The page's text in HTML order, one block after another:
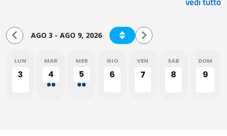
AGO 3 - AGO 9, 2026
LUN
3
MAR
4
MER
5
GIO
6
VEN
7
SAB
8
DOM
9